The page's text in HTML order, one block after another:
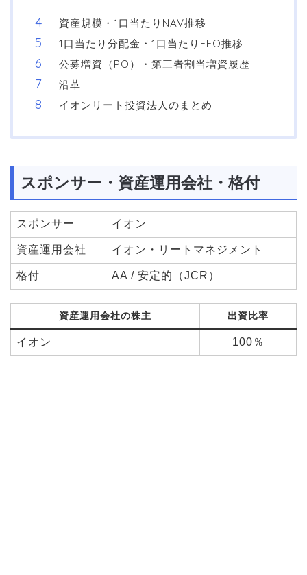
資産規模・1口当たりNAV推移
1口当たり分配金・1口当たりFFO推移
公募増資（PO）・第三者割当増資履歴
沿革
イオンリート投資法人のまとめ
スポンサー・資産運用会社・格付
スポンサー イオン
資産運用会社 イオン・リートマネジメント
格付 AA / 安定的（JCR）
資産運用会社の株主 出資比率
イオン 100％